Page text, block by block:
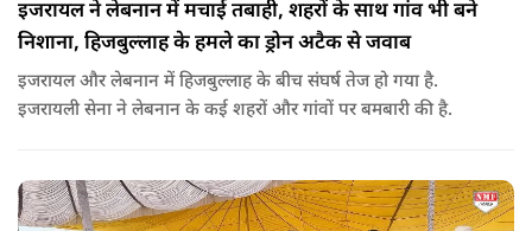
इजरायल ने लेबनान में मचाई तबाही, शहरों के साथ गांव भी बने
निशाना, हिजबुल्लाह के हमले का ड्रोन अटैक से जवाब
इजरायल और लेबनान में हिजबुल्लाह के बीच संघर्ष तेज हो गया है.
इजरायली सेना ने लेबनान के कई शहरों और गांवों पर बमबारी की है.